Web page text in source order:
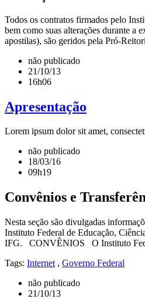
Todos os contratos firmados pelo
bem como suas alterações durante a
apostilas), são geridos pela Pró-
não publicado
21/10/13
16h06
Apresentação
Lorem ipsum dolor sit amet,
não publicado
18/03/16
09h19
Convênios e
Nesta seção são divulgadas
Instituto Federal de Educação,
IFG. CONVÊNIOS O Instituto
Tags: Internet , Governo Federal
não publicado
21/10/13